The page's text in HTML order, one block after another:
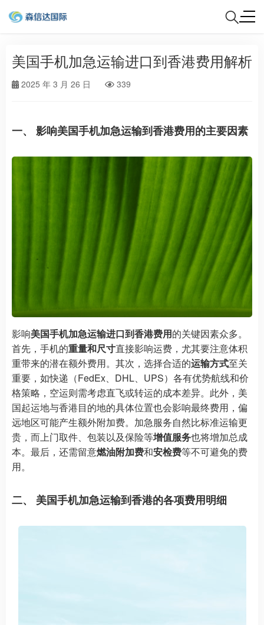
美国手机加急运输进口到香港费用解析
2025 年 3 月 26 日 339
一、 影响美国手机加急运输到香港费用的主要因素
影响美国手机加急运输进口到香港费用的关键因素众多。
首先，手机的重量和尺寸直接影响运费，尤其要注意体积
重带来的潜在额外费用。其次，选择合适的运输方式至关
重要，如快递（FedEx、DHL、UPS）各有优势航线和价
格策略，空运则需考虑直飞或转运的成本差异。此外，美
国起运地与香港目的地的具体位置也会影响最终费用，偏
远地区可能产生额外附加费。加急服务自然比标准运输更
贵，而上门取件、包装以及保险等增值服务也将增加总成
本。最后，还需留意燃油附加费和安检费等不可避免的费
用。
二、 美国手机加急运输到香港的各项费用明细